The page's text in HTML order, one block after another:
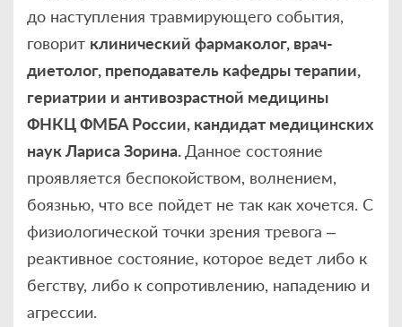
до наступления травмирующего события,
говорит клинический фармаколог, врач-
диетолог, преподаватель кафедры терапии,
гериатрии и антивозрастной медицины
ФНКЦ ФМБА России, кандидат медицинских
наук Лариса Зорина. Данное состояние
проявляется беспокойством, волнением,
боязнью, что все пойдет не так как хочется. С
физиологической точки зрения тревога –
реактивное состояние, которое ведет либо к
бегству, либо к сопротивлению, нападению и
агрессии.